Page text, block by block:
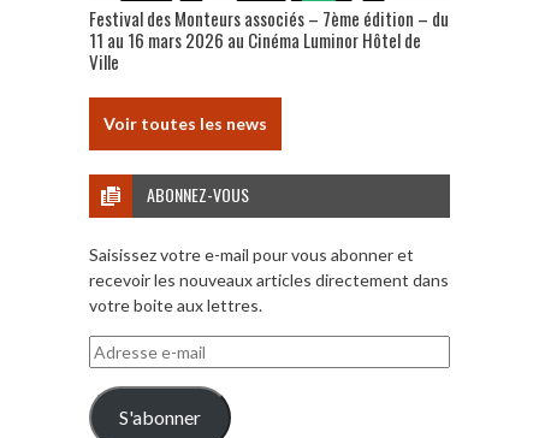
Festival des Monteurs associés – 7ème édition – du
11 au 16 mars 2026 au Cinéma Luminor Hôtel de
Ville
Voir toutes les news
ABONNEZ-VOUS
Saisissez votre e-mail pour vous abonner et
recevoir les nouveaux articles directement dans
votre boite aux lettres.
Adresse
e-
mail
S'abonner